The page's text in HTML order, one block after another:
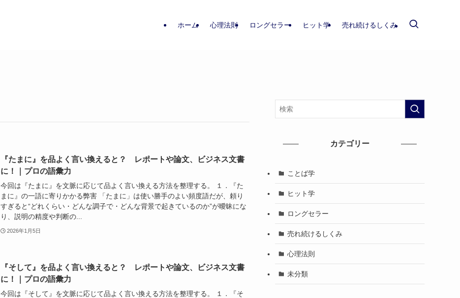
ホーム 心理法則 ロングセラー ヒット学 売れ続けるしくみ
『たまに』を品よく言い換えると？ レポートや論文、ビジネス文書
に！｜プロの語彙力
今回は『たまに』を文脈に応じて品よく言い換える方法を整理する。 １．『た
まに』の一語に寄りかかる弊害 「たまに」は使い勝手のよい頻度語だが、頼り
すぎると“どれくらい・どんな調子で・どんな背景で起きているのか”が曖昧にな
り、説明の精度や判断の...
2026年1月5日
『そして』を品よく言い換えると？ レポートや論文、ビジネス文書
に！｜プロの語彙力
今回は『そして』を文脈に応じて品よく言い換える方法を整理する。 １．『そ
カテゴリー
ことば学
ヒット学
ロングセラー
売れ続けるしくみ
心理法則
未分類